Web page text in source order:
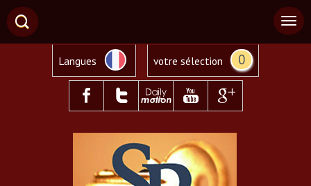
Langues votre sélection 0